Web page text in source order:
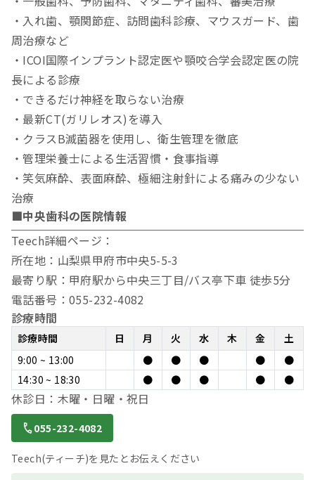
・入れ歯、顎関節症、訪問歯科診療、マウスガード、歯
周治療など
・ICOI国際インプラント認定医や顎咬合学会認定医の院
長による診療
・できるだけ神経を取らない治療
・最新CT(ガリレオス)を導入
・クラスB滅菌器を使用し、衛生管理を徹底
・管理栄養士による生活習慣・食事指導
・笑気麻酔、表面麻酔、極細注射針による痛みの少ない
治療
■中央歯科の医院情報
Teech詳細ページ：
所在地：山梨県甲府市中央5-5-3
最寄り駅：甲府駅から中央三丁目/バス亭下車 徒歩5分
電話番号：055-232-4082
診療時間
診療時間 日 月 火 水 木 金
土
9:00 ~ 13:00
● ● ● ●
●
14:30 ~ 18:30
● ● ● ● ●
休診日：木曜・日曜・祝日
055-232-4082
Teech(ティーチ)を見たとお伝えください